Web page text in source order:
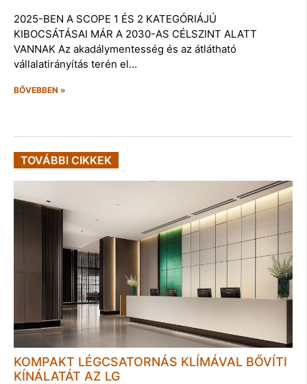
2025-BEN A SCOPE 1 ÉS 2 KATEGÓRIÁJÚ
KIBOCSÁTÁSAI MÁR A 2030-AS CÉLSZINT ALATT
VANNAK Az akadálymentesség és az átlátható
vállalatirányítás terén el…
BŐVEBBEN »
TOVÁBBI CIKKEK
KOMPAKT LÉGCSATORNÁS KLÍMÁVAL BŐVÍTI
KÍNÁLATÁT AZ LG